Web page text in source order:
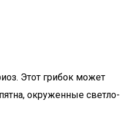
Этот грибок может
окруженные светло-